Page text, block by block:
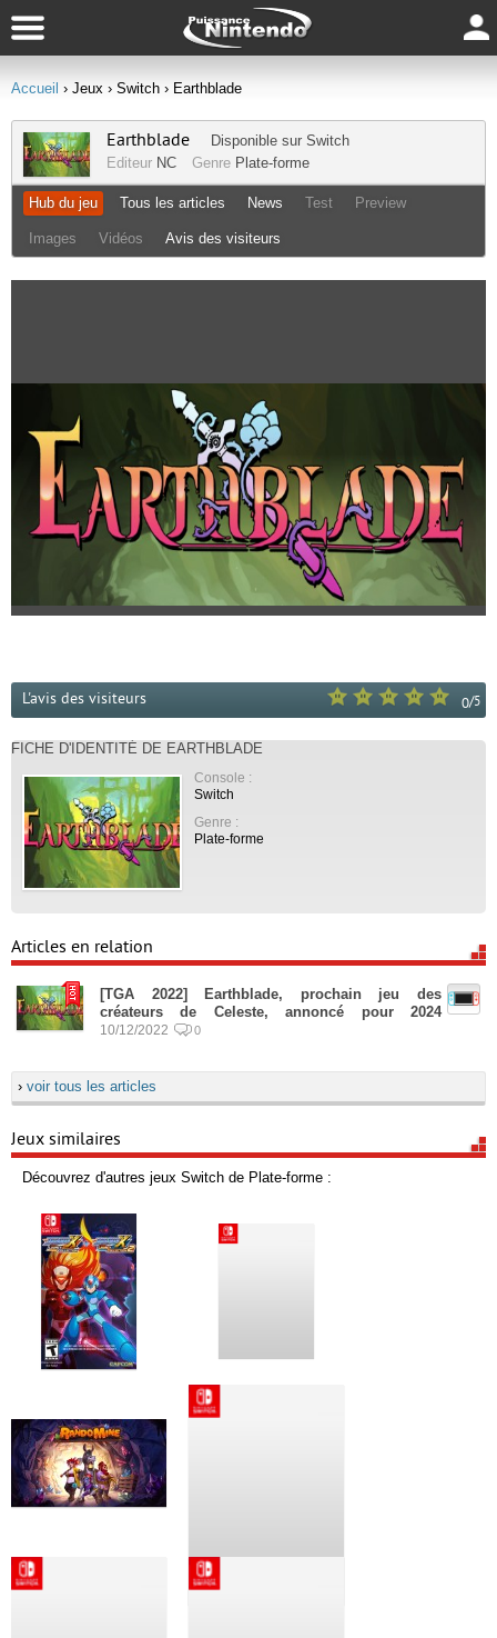
Accueil › Jeux › Switch › Earthblade
Earthblade Disponible sur Switch
Editeur NC Genre Plate-forme
Hub du jeu Tous les articles News Test Preview
Images Vidéos Avis des visiteurs
0/5
L'avis des visiteurs
FICHE D'IDENTITÉ DE EARTHBLADE
Console :
Switch
Genre :
Plate-forme
Articles en relation
[TGA 2022] Earthblade, prochain jeu des
créateurs de Celeste, annoncé pour 2024
10/12/2022 0
› voir tous les articles
Jeux similaires
Découvrez d'autres jeux Switch de Plate-forme :